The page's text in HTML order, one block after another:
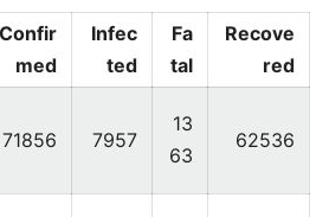
Confir
med
Infec
ted
Fa
tal
Recove
red
71856 7957
13
63
62536